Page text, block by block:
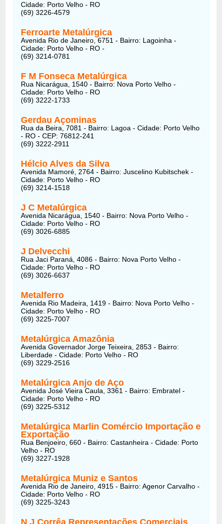
Cidade: Porto Velho - RO
(69) 3226-4579
Ferroarte Metalúrgica
Avenida Rio de Janeiro, 6751 - Bairro: Lagoinha -
Cidade: Porto Velho - RO -
(69) 3214-0781
F M Fonseca Metalúrgica
Rua Nicarágua, 1540 - Bairro: Nova Porto Velho -
Cidade: Porto Velho - RO
(69) 3222-1733
Gerdau Açominas
Rua da Beira, 7081 - Bairro: Lagoa - Cidade: Porto Velho
- RO - CEP: 76812-241
(69) 3222-2911
Hélcio Alves da Silva
Avenida Mamoré, 2764 - Bairro: Juscelino Kubitschek -
Cidade: Porto Velho - RO
(69) 3214-1518
J C Metalúrgica
Avenida Nicarágua, 1540 - Bairro: Nova Porto Velho -
Cidade: Porto Velho - RO
(69) 3026-6885
J Delvecchi
Rua Jaci Paraná, 4086 - Bairro: Nova Porto Velho -
Cidade: Porto Velho - RO
(69) 3026-6637
Metalferro
Avenida Rio Madeira, 1419 - Bairro: Nova Porto Velho -
Cidade: Porto Velho - RO
(69) 3225-7007
Metalúrgica Amazônia
Avenida Governador Jorge Teixeira, 2853 - Bairro:
Liberdade - Cidade: Porto Velho - RO
(69) 3229-2516
Metalúrgica Anjo de Aço
Avenida José Vieira Caula, 3361 - Bairro: Embratel -
Cidade: Porto Velho - RO
(69) 3225-5312
Metalúrgica Marlin Comércio Importação e
Exportação
Rua Benjoeiro, 660 - Bairro: Castanheira - Cidade: Porto
Velho - RO
(69) 3227-1928
Metalúrgica Muniz e Santos
Avenida Rio de Janeiro, 4915 - Bairro: Agenor Carvalho -
Cidade: Porto Velho - RO
(69) 3225-3243
N J Corrêa Representações Comerciais